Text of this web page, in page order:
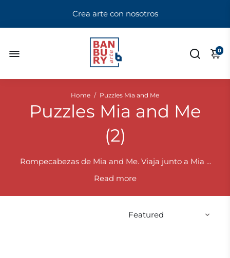
Crea arte con nosotros
0
Home / Puzzles Mia and Me
Puzzles Mia and Me
(2)
Rompecabezas de Mia and Me. Viaja junto a Mia y
aventuras con esta divertida y variada linea de
puzzles. Horas de diversión asegurada para los
Read